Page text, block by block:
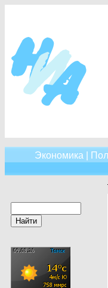
Экономика